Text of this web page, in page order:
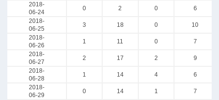
2018-
06-24
0 2 0
6
2018-
06-25
3 18 0
10
2018-
06-26
1 11 0
7
2018-
06-27
2 17 2
9
2018-
06-28
1 14 4
6
2018-
06-29
0 14 1
7